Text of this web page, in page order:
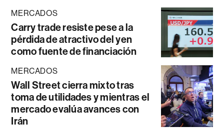
MERCADOS
Carry trade resiste pese a la
pérdida de atractivo del yen
como fuente de financiación
MERCADOS
Wall Street cierra mixto tras
toma de utilidades y mientras el
mercado evalúa avances con
Irán